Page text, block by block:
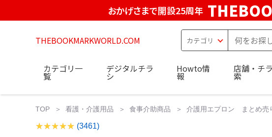
おかげさまで開設25周年
THEBOOKMARKWORLD.COM
カテゴリ一
覧
デジタルチラ
シ
Howto情
報
店舗・チ
索
TOP 看護・介護用品 食事介助商品 介護用エプロン まとめ売
(3461)